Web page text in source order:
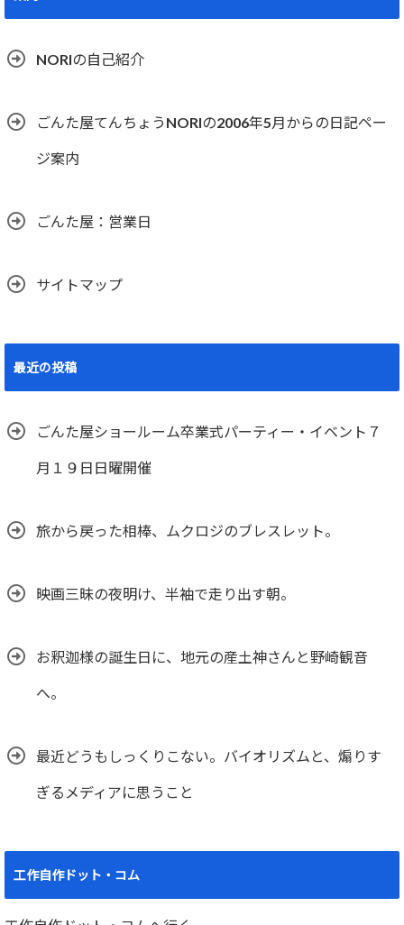
NORIの自己紹介
ごんた屋てんちょうNORIの2006年5月からの日記ペー
ジ案内
ごんた屋：営業日
サイトマップ
最近の投稿
ごんた屋ショールーム卒業式パーティー・イベント７
月１９日日曜開催
旅から戻った相棒、ムクロジのブレスレット。
映画三昧の夜明け、半袖で走り出す朝。
お釈迦様の誕生日に、地元の産土神さんと野崎観音
へ。
最近どうもしっくりこない。バイオリズムと、煽りす
ぎるメディアに思うこと
工作自作ドット・コム